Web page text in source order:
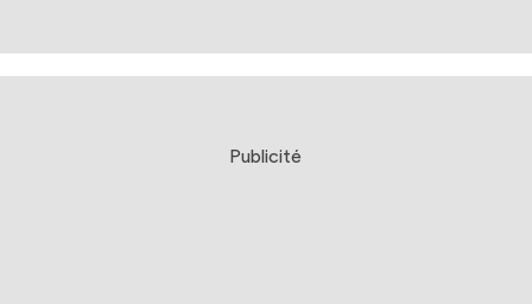
Publicité